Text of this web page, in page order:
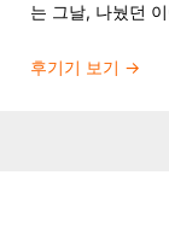
는 그날, 나눴던
후기기 보기 →